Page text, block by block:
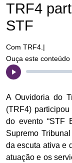
TRF4
STF
Com TRF4.|
Ouça este conteúdo
A Ouvidoria do
(TRF4)
do evento “STF
Supremo
da escuta ativa e
atuação e os